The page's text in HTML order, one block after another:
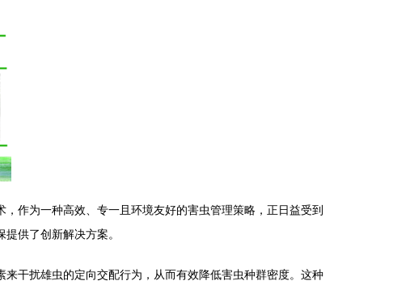
作为一种高效、专一且环境友好的害虫管理策略，正日益受到
供了创新解决方案。
干扰雄虫的定向交配行为，从而有效降低害虫种群密度。这种